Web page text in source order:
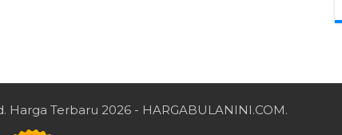
Harga Terbaru 2026 - HARGABULANINI.COM.